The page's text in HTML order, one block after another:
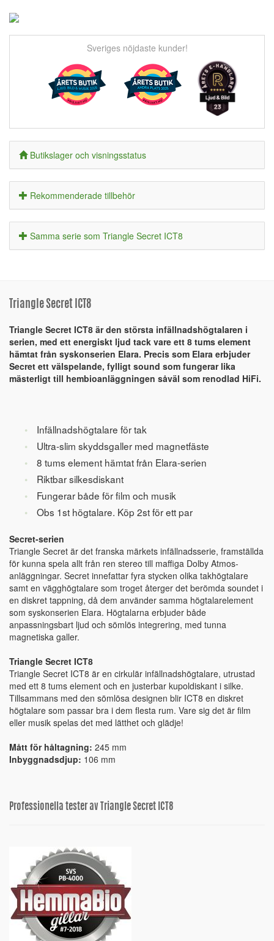
Sveriges nöjdaste kunder!
Butikslager och visningsstatus
Rekommenderade tillbehör
Samma serie som Triangle Secret ICT8
Triangle Secret ICT8
Triangle Secret ICT8 är den största infällnadshögtalaren i
serien, med ett energiskt ljud tack vare ett 8 tums element
hämtat från syskonserien Elara. Precis som Elara erbjuder
Secret ett välspelande, fylligt sound som fungerar lika
mästerligt till hembioanläggningen såväl som renodlad HiFi.
Infällnadshögtalare för tak
Ultra-slim skyddsgaller med magnetfäste
8 tums element hämtat från Elara-serien
Riktbar silkesdiskant
Fungerar både för film och musik
Obs 1st högtalare. Köp 2st för ett par
Secret-serien
Triangle Secret är det franska märkets infällnadsserie, framställda
för kunna spela allt från ren stereo till maffiga Dolby Atmos-
anläggningar. Secret innefattar fyra stycken olika takhögtalare
samt en vägghögtalare som troget återger det berömda soundet i
en diskret tappning, då dem använder samma högtalarelement
som syskonserien Elara. Högtalarna erbjuder både
anpassningsbart ljud och sömlös integrering, med tunna
magnetiska galler.
Triangle Secret ICT8
Triangle Secret ICT8 är en cirkulär infällnadshögtalare, utrustad
med ett 8 tums element och en justerbar kupoldiskant i silke.
Tillsammans med den sömlösa designen blir ICT8 en diskret
högtalare som passar bra i dem flesta rum. Vare sig det är film
eller musik spelas det med lätthet och glädje!
Mått för håltagning: 245 mm
Inbyggnadsdjup: 106 mm
Professionella tester av Triangle Secret ICT8